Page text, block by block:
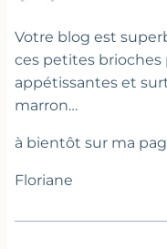
Votre blog est
ces petites
appétissantes et
marron…
à bientôt sur ma
Floriane